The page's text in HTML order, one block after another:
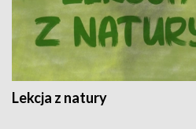
Lekcja z natury